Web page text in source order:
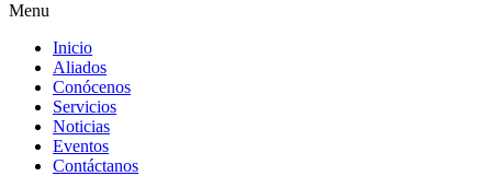
Menu
Inicio
Aliados
Conócenos
Servicios
Noticias
Eventos
Contáctanos